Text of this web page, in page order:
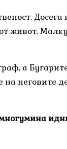
Досега
живот.
а
неговите